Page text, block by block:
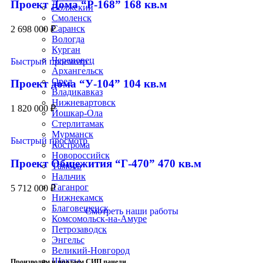
Волжский
Смоленск
Саранск
Вологда
Курган
Череповец
Архангельск
Орел
Владикавказ
Нижневартовск
Йошкар-Ола
Стерлитамак
Мурманск
Кострома
Новороссийск
Тамбов
Нальчик
Таганрог
Нижнекамск
Благовещенск
Комсомольск-на-Амуре
Петрозаводск
Энгельс
Великий-Новгород
Шахты
Проект Дома “Р-168” 168 кв.м
2 698 000 ₽
Быстрый просмотр
Проект дома “У-104” 104 кв.м
1 820 000 ₽
Быстрый просмотр
Проект Общежития “Г-470” 470 кв.м
5 712 000 ₽
Смотреть наши работы